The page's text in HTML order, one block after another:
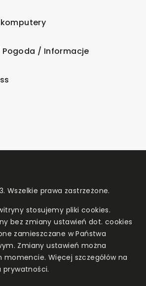
/ Informacje
Wszelkie prawa zastrzeżone.
stosujemy pliki cookies.
bez zmiany ustawień dot. cookies
zamieszczane w Państwa
Zmiany ustawień można
Więcej szczegółów na
prywatności.